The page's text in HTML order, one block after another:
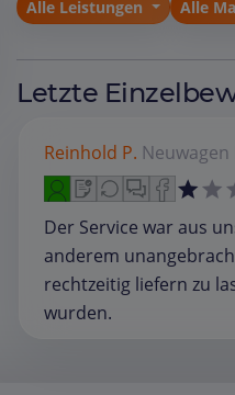
Alle Leistungen Alle
Letzte
Reinhold P. Neuwagen
Der Service war aus
anderem
rechtzeitig liefern zu
wurden.